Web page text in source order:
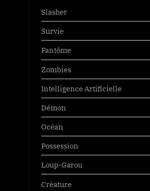
Slasher
Survie
Fantôme
Zombies
Intelligence Artificielle
Démon
Océan
Possession
Loup-Garou
Créature